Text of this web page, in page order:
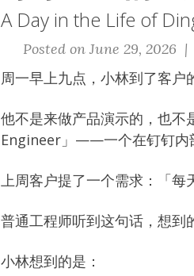
A Day in the Life of
Posted on June 29, 2026 |
周一早上九点，小林到了客户
他不是来做产品演示的，也
Engineer」——一个在钉钉内
上周客户提了一个需求：「每
普通工程师听到这句话，想到
小林想到的是：